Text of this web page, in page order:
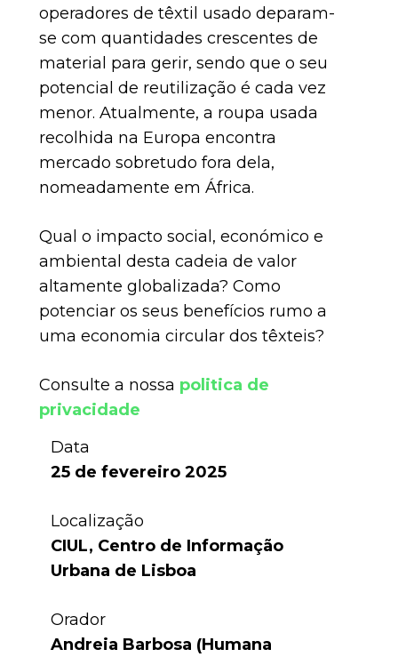
operadores de têxtil usado deparam-
se com quantidades crescentes de
material para gerir, sendo que o seu
potencial de reutilização é cada vez
menor. Atualmente, a roupa usada
recolhida na Europa encontra
mercado sobretudo fora dela,
nomeadamente em África.
Qual o impacto social, económico e
ambiental desta cadeia de valor
altamente globalizada? Como
potenciar os seus benefícios rumo a
uma economia circular dos têxteis?
Consulte a nossa politica de
privacidade
Data
25 de fevereiro 2025
Localização
CIUL, Centro de Informação
Urbana de Lisboa
Orador
Andreia Barbosa (Humana